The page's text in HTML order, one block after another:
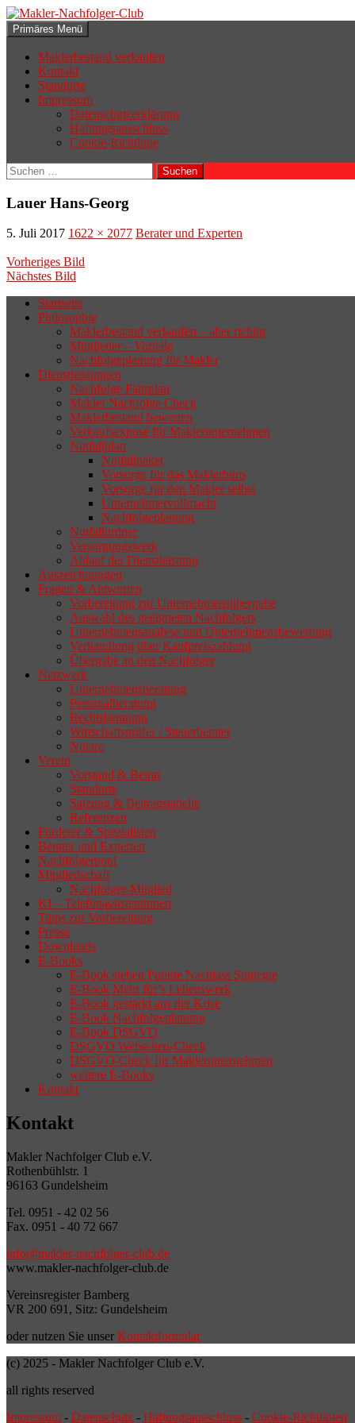
Zum
Inhalt
springen
Makler-Nachfolger-Club
Suchen
Primäres Menü
Maklerbestand verkaufen
Kontakt
Standorte
Impressum
Datenschutzerklärung
Haftungsausschluss
Cookie-Richtlinie
Suchen
nach:
Lauer Hans-Georg
5. Juli 2017 1622 × 2077 Berater und Experten
Vorheriges Bild
Nächstes Bild
Wenn sich der Makler oder Inhaber
zurückziehen möchte, aber keinen
geeigneten Nachfolger findet, droht nicht
selten die Geschäftsaufgabe.
Startseite
Philosophie
Maklerbestand verkaufen – aber richtig
Mitglieder – Vorteile
Nachfolgeplanung für Makler
Dienstleistungen
Nachfolge Fahrplan
Makler Nachfolge Check
Maklerbestand bewerten
Verkaufsexposé für Maklerunternehmen
Notfallplan
Notfallpaket
Vorsorge für das Maklerbüro
Vorsorge für den Makler selbst
Unternehmervollmacht
Nachfolgeplanung
Notfallordner
Versorgungswerk
Ablauf der Dienstleistung
Auszeichnungen
Fragen & Antworten
Vorbereitung zur Unternehmensübergabe
Auswahl des geeigneten Nachfolgers
Unternehmensanalyse und Unternehmensbewertung
Verhandlung über Kaufpreiszahlung
Übergabe an den Nachfolger
Netzwerk
Unternehmensberatung
Personalberatung
Rechtsberatung
Wirtschaftsprüfer / Steuerberater
Notare
Verein
Vorstand & Beirat
Standorte
Satzung & Beitragstabelle
Referenzen
Förderer & Spezialisten
Berater und Experten
Nachfolgerpool
Mitgliedschaft
Nachfolger-Mitglied
KI – Telefonassistentinnen
Tipps zur Vorbereitung
Presse
Downloads
E-Books
E-Book sieben Punkte Nachlass Strategie
E-Book Mehr für’s Lebenswerk
E-Book gestärkt aus der Krise
E-Book Nachfolgeplanung
E-Book DSGVO
DSGVO Webseiten-Check
DSGVO-Check für Maklerunternehmen
weitere E-Books
Kontakt
Kontakt
Makler Nachfolger Club e.V.
Rothenbühlstr. 1
96163 Gundelsheim
Tel. 0951 - 42 02 56
Fax. 0951 - 40 72 667
info@makler-nachfolger-club.de
www.makler-nachfolger-club.de
Vereinsregister Bamberg
VR 200 691, Sitz: Gundelsheim
oder nutzen Sie unser Kontaktformular
(c) 2025 - Makler Nachfolger Club e.V.
all rights reserved
Impressum - Datenschutz - Haftungsausschluss - Cookie-Richtlinien